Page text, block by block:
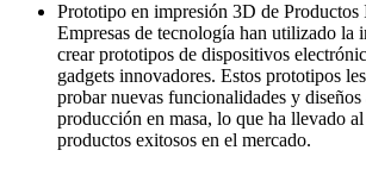
Prototipo en impresión 3D de Productos
Empresas de tecnología han utilizado la
crear prototipos de dispositivos
gadgets innovadores. Estos prototipos
probar nuevas funcionalidades y diseños
producción en masa, lo que ha llevado
productos exitosos en el mercado.